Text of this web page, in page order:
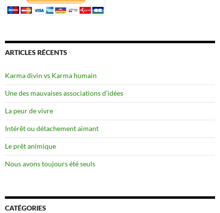
ARTICLES RÉCENTS
Karma divin vs Karma humain
Une des mauvaises associations d’idées
La peur de vivre
Intérêt ou détachement aimant
Le prêt animique
Nous avons toujours été seuls
CATÉGORIES